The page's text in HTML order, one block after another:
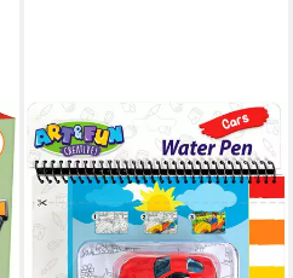
SIMBA
Kreativset Art & Fun XL
Water Pen Cars Malbuch
ab 8,12 € UVP9,99 €
-19%
lieferbar - in 1-2 Werktagen bei dir